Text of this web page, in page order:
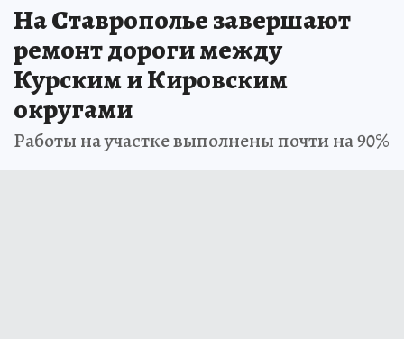
На Ставрополье завершают
ремонт дороги между
Курским и Кировским
округами
Работы на участке выполнены почти на 90%